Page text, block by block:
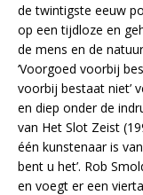
de twintigste eeuw
op een tijdloze en
de mens en de
‘Voorgoed voorbij
voorbij bestaat niet’
en diep onder de
van Het Slot Zeist
één kunstenaar is
bent u het’. Rob
en voegt er een